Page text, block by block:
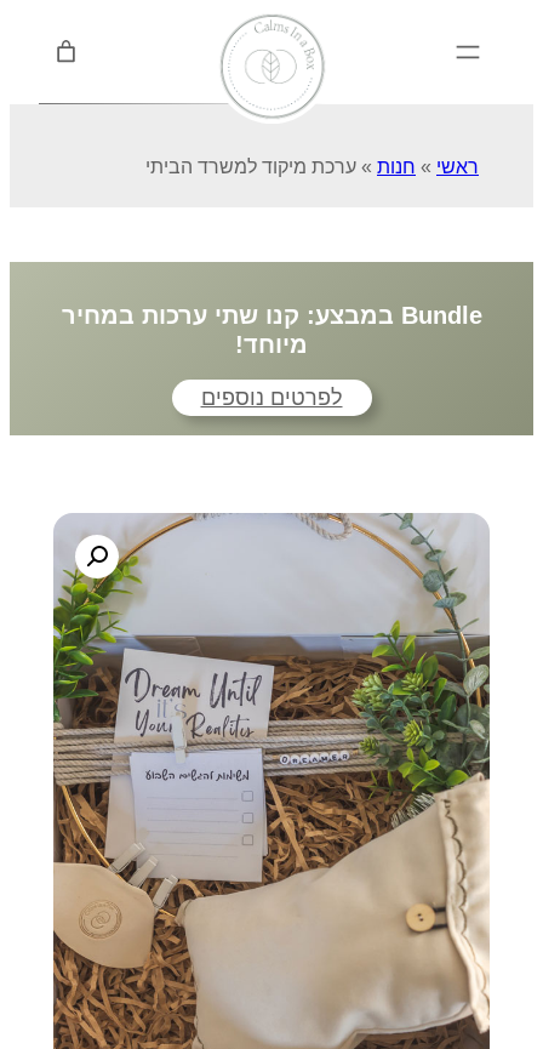
ראשי » חנות » ערכת מיקוד למשרד הביתי
Bundle במבצע: קנו שתי ערכות במחיר
מיוחד!
לפרטים נוספים